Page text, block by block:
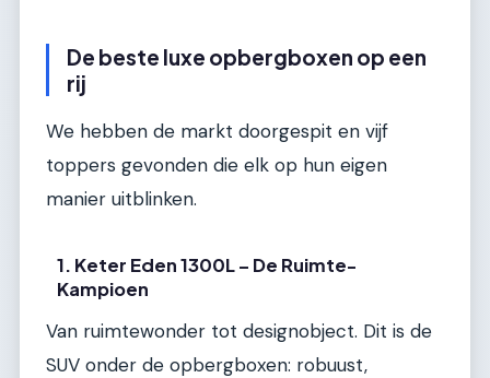
De beste luxe opbergboxen op een
rij
We hebben de markt doorgespit en vijf
toppers gevonden die elk op hun eigen
manier uitblinken.
1. Keter Eden 1300L – De Ruimte-
Kampioen
Van ruimtewonder tot designobject. Dit is de
SUV onder de opbergboxen: robuust,